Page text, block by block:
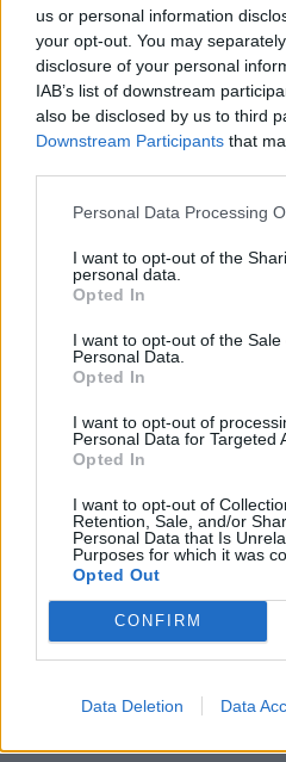
us or personal information
your opt-out. You may
disclosure of your personal
IAB’s list of downstream
also be disclosed by us to third
Downstream Participants that
Personal Data Processing
I want to opt-out of the
personal data.
Opted In
I want to opt-out of the Sale
Personal Data.
Opted In
I want to opt-out of
Personal Data for Targeted
Opted In
I want to opt-out of
Retention, Sale, and/or
Personal Data that Is
Purposes for which it was
Opted Out
CONFIRM
Data Deletion Data